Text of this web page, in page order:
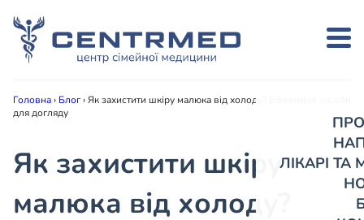
ЛІКАРІ
Головна› Блог›Як захистити шкіру малюка від холоду? Ефективні засоби
для догляду
Як захистити шкіру
малюка від холоду?